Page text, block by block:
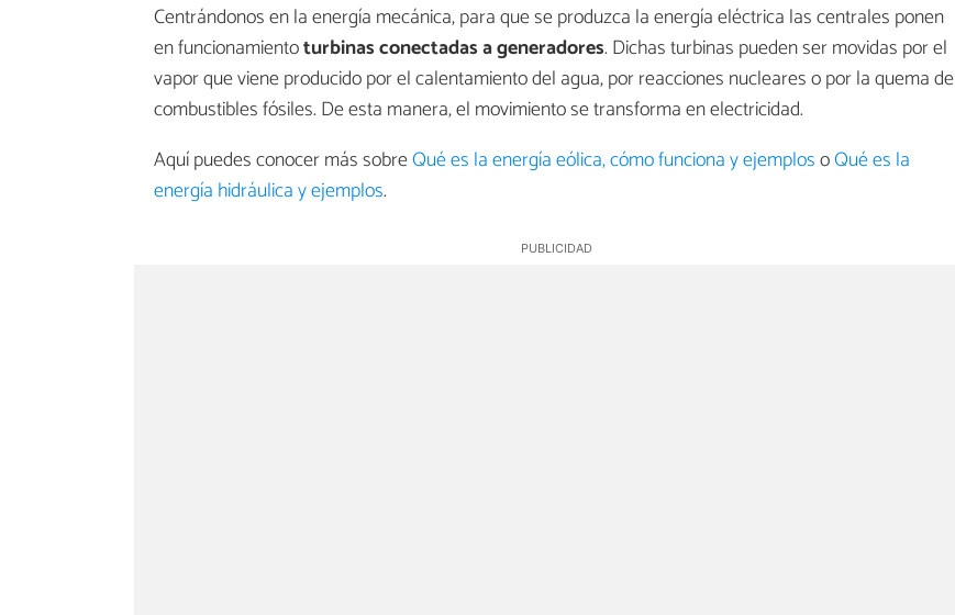
Centrándonos en la energía mecánica, para que se produzca la energía eléctrica las centrales ponen
en funcionamientoturbinas conectadas a generadores. Dichas turbinas pueden ser movidas por el
vapor que viene producido por el calentamiento del agua, por reacciones nucleares o por la quema de
combustibles fósiles. De esta manera, el movimiento se transforma en electricidad.
Aquí puedes conocer más sobreQué es la energía eólica, cómo funciona y ejemplosoQué es la
energía hidráulica y ejemplos.